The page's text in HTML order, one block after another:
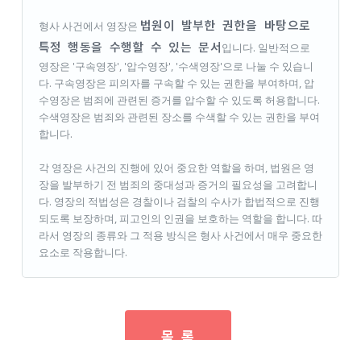
형사 사건에서 영장은 법원이 발부한 권한을 바탕으로
특정 행동을 수행할 수 있는 문서입니다. 일반적으로
영장은 '구속영장', '압수영장', '수색영장'으로 나눌 수 있습니
다. 구속영장은 피의자를 구속할 수 있는 권한을 부여하며, 압
수영장은 범죄에 관련된 증거를 압수할 수 있도록 허용합니다.
수색영장은 범죄와 관련된 장소를 수색할 수 있는 권한을 부여
합니다.
각 영장은 사건의 진행에 있어 중요한 역할을 하며, 법원은 영
장을 발부하기 전 범죄의 중대성과 증거의 필요성을 고려합니
다. 영장의 적법성은 경찰이나 검찰의 수사가 합법적으로 진행
되도록 보장하며, 피고인의 인권을 보호하는 역할을 합니다. 따
라서 영장의 종류와 그 적용 방식은 형사 사건에서 매우 중요한
요소로 작용합니다.
목 록